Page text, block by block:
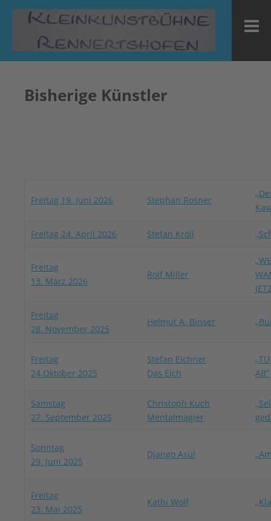
Zum
springen
Bisherige Künstler
Freitag 19. Juni 2026 Stephan Rosner
Freitag 24. April 2026 Stefan Kröll
Freitag
13. März 2026
Rolf Miller
Freitag
28. November 2025
Helmut A. Binser
Freitag
24.Oktober 2025
Stefan Eichner
Das Eich
AB“
Samstag
27. September 2025
Christoph Kuch
Mentalmagier
Sonntag
29. Juni 2025
Django Asül
Freitag
23. Mai 2025
Kathi Wolf